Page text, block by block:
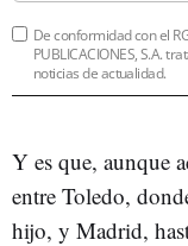
De conformidad con el
PUBLICACIONES, S.A.
noticias de actualidad.
Y es que, aunque
entre Toledo,
hijo, y Madrid,